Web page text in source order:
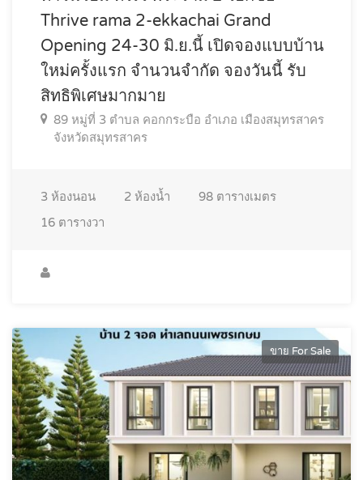
Thrive rama 2-ekkachai Grand
Opening 24-30 มิ.ย.นี้ เปิดจองแบบบ้าน
ใหม่ครั้งแรก จำนวนจำกัด จองวันนี้ รับ
สิทธิพิเศษมากมาย
89 หมู่ที่ 3 ตำบล คอกกระบือ อำเภอ เมืองสมุทรสาคร
จังหวัดสมุทรสาคร
3 ห้องนอน 2 ห้องน้ำ 98 ตารางเมตร
16 ตารางวา
ขาย For Sale